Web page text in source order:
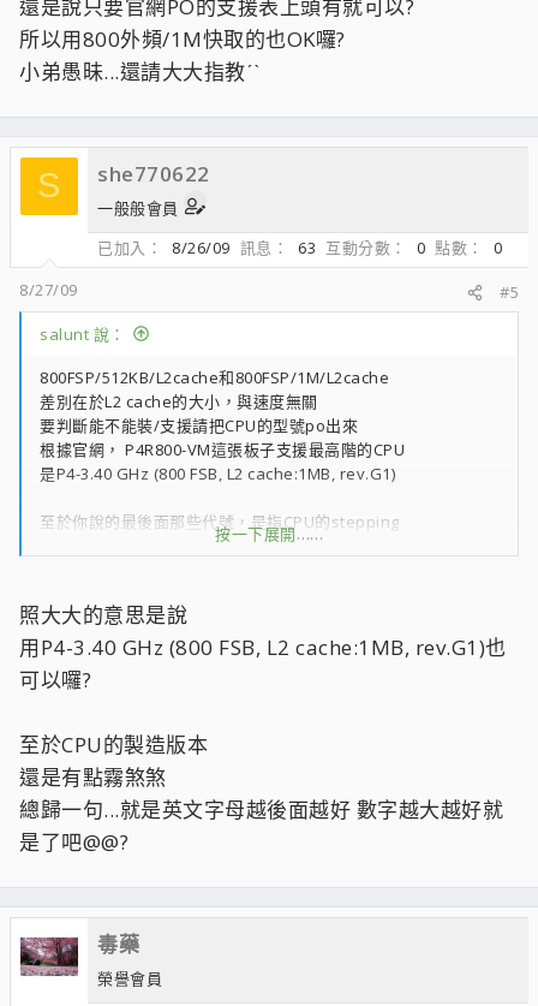
還請樓主打出代號...直接查官網的支援表即可
還是說只要官網PO的支援表上頭有就可以?
所以用800外頻/1M快取的也OK囉?
小弟愚昧...還請大大指教ˊˋ
S she770622
一般般會員
已加入
8/26/09 訊息 63 互動分數 0 點數
0
8/27/09
#5
salunt 說：
800FSP/512KB/L2cache和800FSP/1M/L2cache
差別在於L2 cache的大小，與速度無關
要判斷能不能裝/支援請把CPU的型號po出來
根據官網， P4R800-VM這張板子支援最高階的CPU
是P4-3.40 GHz (800 FSB, L2 cache:1MB, rev.G1)
至於你說的最後面那些代號，是指CPU的stepping
簡單說就是CPU製造的版本
按一下展開……
照大大的意思是說
用P4-3.40 GHz (800 FSB, L2 cache:1MB, rev.G1)也
可以囉?
至於CPU的製造版本
還是有點霧煞煞
總歸一句...就是英文字母越後面越好 數字越大越好就
是了吧@@?
毒藥
榮譽會員